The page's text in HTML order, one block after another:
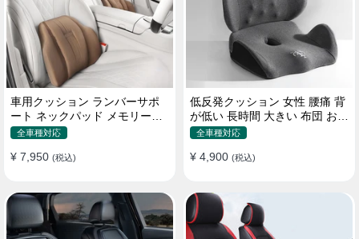
車用クッション ランバーサポ
ート ネックパッド メモリーフ
ォーム 疲労回復
全車種対応
¥ 7,950 (税込)
低反発クッション 女性 腰痛 背
が低い 長時間 大きい 布団 おし
ゃれ 運転 疲労回復
全車種対応
¥ 4,900 (税込)